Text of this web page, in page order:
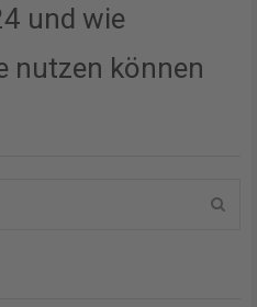
und wie
nutzen können